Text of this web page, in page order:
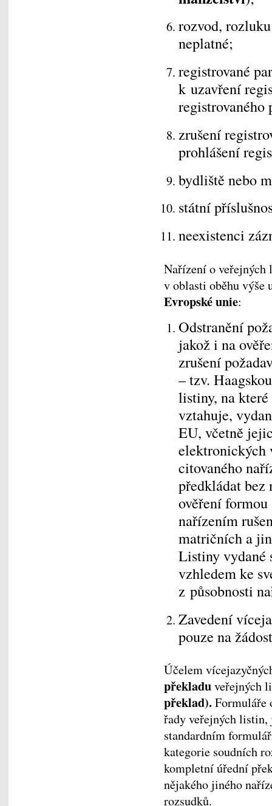
rozvod,
neplatné;
registrované
k uzavření
registrovaného
zrušení
prohlášení
bydliště nebo
státní
neexistenci
Nařízení o veřejných
v oblasti oběhu výše
Evropské unie:
Odstranění
jakož i na
zrušení
– tzv.
listiny, na
vztahuje,
EU, včetně
elektronických
citovaného
předkládat bez
ověření
nařízením
matričních a
Listiny vydané
vzhledem ke
z působnosti
Zavedení
pouze na
Účelem
překladuveřejných
překlad).Formuláře
řady veřejných listin,
standardním
kategorie soudních
kompletní úřední
nějakého jiného
rozsudků.